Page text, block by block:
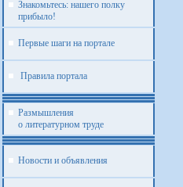
Знакомьтесь: нашего полку
прибыло!
Первые шаги на портале
Правила портала
Размышления
о литературном труде
Новости и объявления